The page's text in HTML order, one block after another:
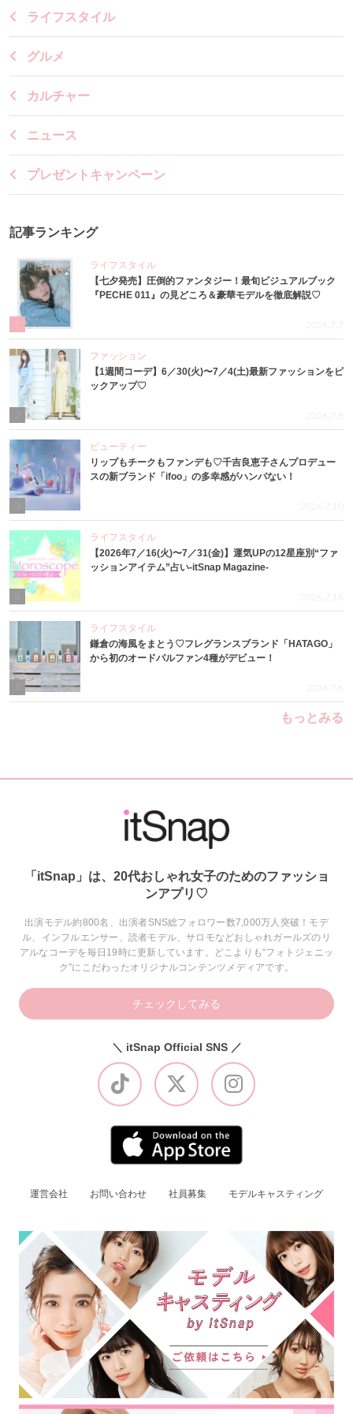
ライフスタイル
グルメ
カルチャー
ニュース
プレゼントキャンペーン
記事ランキング
ライフスタイル
【七夕発売】圧倒的ファンタジー！最旬ビジュアルブック
『PECHE 011』の見どころ＆豪華モデルを徹底解説♡
2026.7.7
ファッション
【1週間コーデ】6／30(火)〜7／4(土)最新ファッションをピ
ックアップ♡
2026.7.8
3
ビューティー
リップもチークもファンデも♡千吉良恵子さんプロデュー
スの新ブランド「ifoo」の多幸感がハンパない！
2026.7.10
4
ライフスタイル
【2026年7／16(火)〜7／31(金)】運気UPの12星座別“ファ
ッションアイテム”占い-itSnap Magazine-
2026.7.16
ライフスタイル
鎌倉の海風をまとう♡フレグランスブランド「HATAGO」
から初のオードパルファン4種がデビュー！
2026.7.6
もっとみる
「itSnap」は、20代おしゃれ女子のためのファッショ
ンアプリ♡
出演モデル約800名、出演者SNS総フォロワー数7,000万人突破！モデ
ル、インフルエンサー、読者モデル、サロモなどおしゃれガールズのリ
アルなコーデを毎日19時に更新しています。どこよりも“フォトジェニッ
ク”にこだわったオリジナルコンテンツメディアです。
チェックしてみる
＼ itSnap Official SNS ／
運営会社 お問い合わせ 社員募集 モデルキャスティング